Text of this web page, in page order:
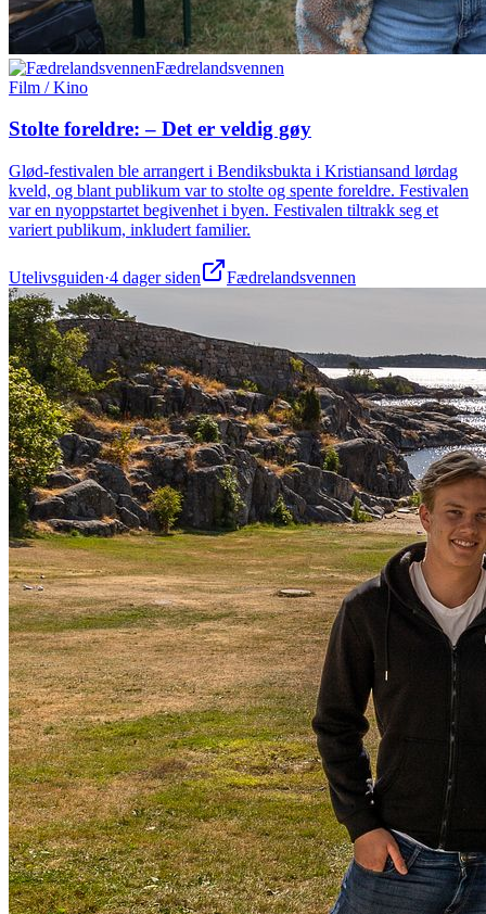
Fædrelandsvennen
Film / Kino
Stolte foreldre: – Det er veldig gøy
Glød-festivalen ble arrangert i Bendiksbukta i Kristiansand lørdag
kveld, og blant publikum var to stolte og spente foreldre. Festivalen
var en nyoppstartet begivenhet i byen. Festivalen tiltrakk seg et
variert publikum, inkludert familier.
Utelivsguiden·4 dager siden Fædrelandsvennen